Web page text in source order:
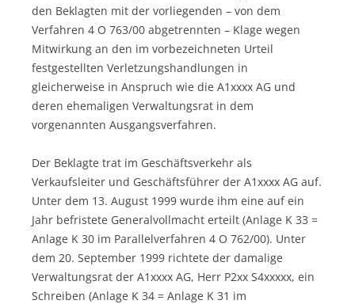
den Beklagten mit der vorliegenden – von dem
Verfahren 4 O 763/00 abgetrennten – Klage wegen
Mitwirkung an den im vorbezeichneten Urteil
festgestellten Verletzungshandlungen in
gleicherweise in Anspruch wie die A1xxxx AG und
deren ehemaligen Verwaltungsrat in dem
vorgenannten Ausgangsverfahren.
Der Beklagte trat im Geschäftsverkehr als
Verkaufsleiter und Geschäftsführer der A1xxxx AG auf.
Unter dem 13. August 1999 wurde ihm eine auf ein
Jahr befristete Generalvollmacht erteilt (Anlage K 33 =
Anlage K 30 im Parallelverfahren 4 O 762/00). Unter
dem 20. September 1999 richtete der damalige
Verwaltungsrat der A1xxxx AG, Herr P2xx S4xxxxx, ein
Schreiben (Anlage K 34 = Anlage K 31 im